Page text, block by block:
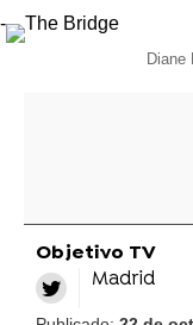
-
Diane
Objetivo TV
Madrid